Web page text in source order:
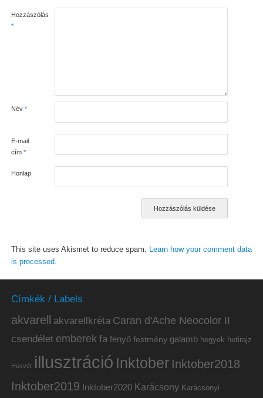
Hozzászólás
*
Név *
E-mail
cím *
Honlap
This site uses Akismet to reduce spam. Learn how your comment data
is processed.
Címkék / Labels
akvarell akvarellkréta Caran d'Ache Neocolor II
csendélet emberek fa fenyő festmény galamb hegyek hetirajz
Húsvét illusztráció Inktober Inktober2018
Inktober2019 Inktober2020 Karácsony Karácsonyi